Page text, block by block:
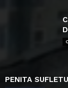
PENITA